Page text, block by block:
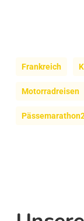
Frankreich
Motorradreisen